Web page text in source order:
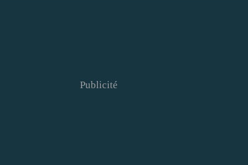
Publicité